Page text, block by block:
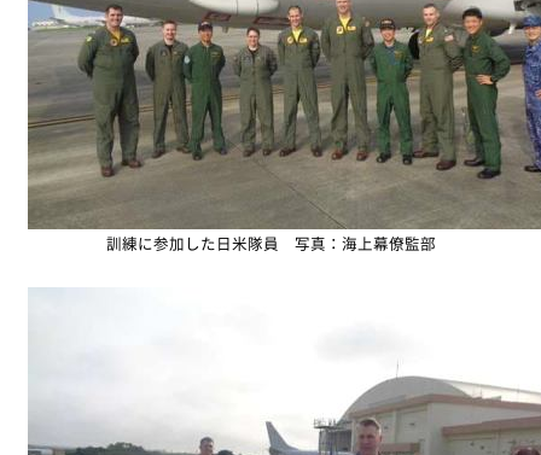
訓練に参加した日米隊員 写真：海上幕僚監部